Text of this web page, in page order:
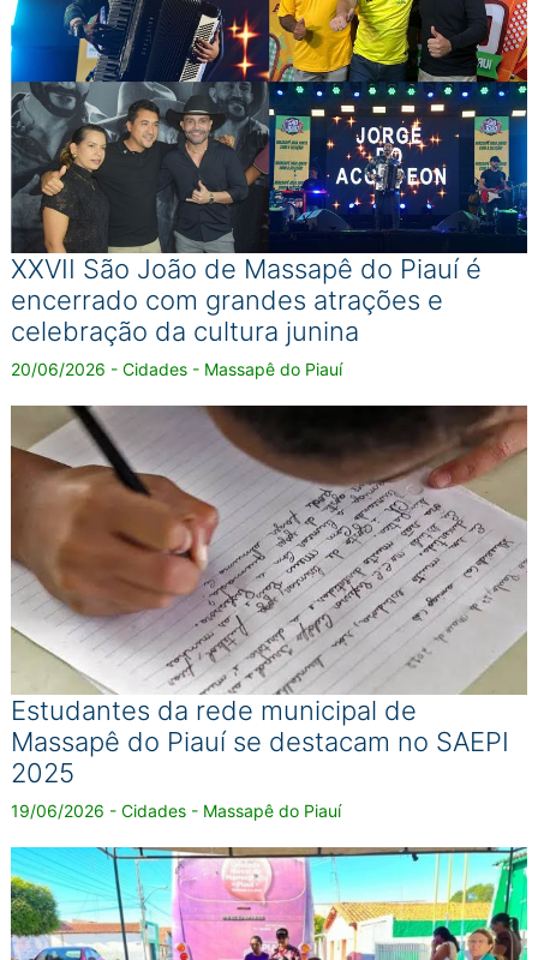
XXVII São João de Massapê do Piauí é
encerrado com grandes atrações e
celebração da cultura junina
20/06/2026 - Cidades - Massapê do Piauí
Estudantes da rede municipal de
Massapê do Piauí se destacam no SAEPI
2025
19/06/2026 - Cidades - Massapê do Piauí